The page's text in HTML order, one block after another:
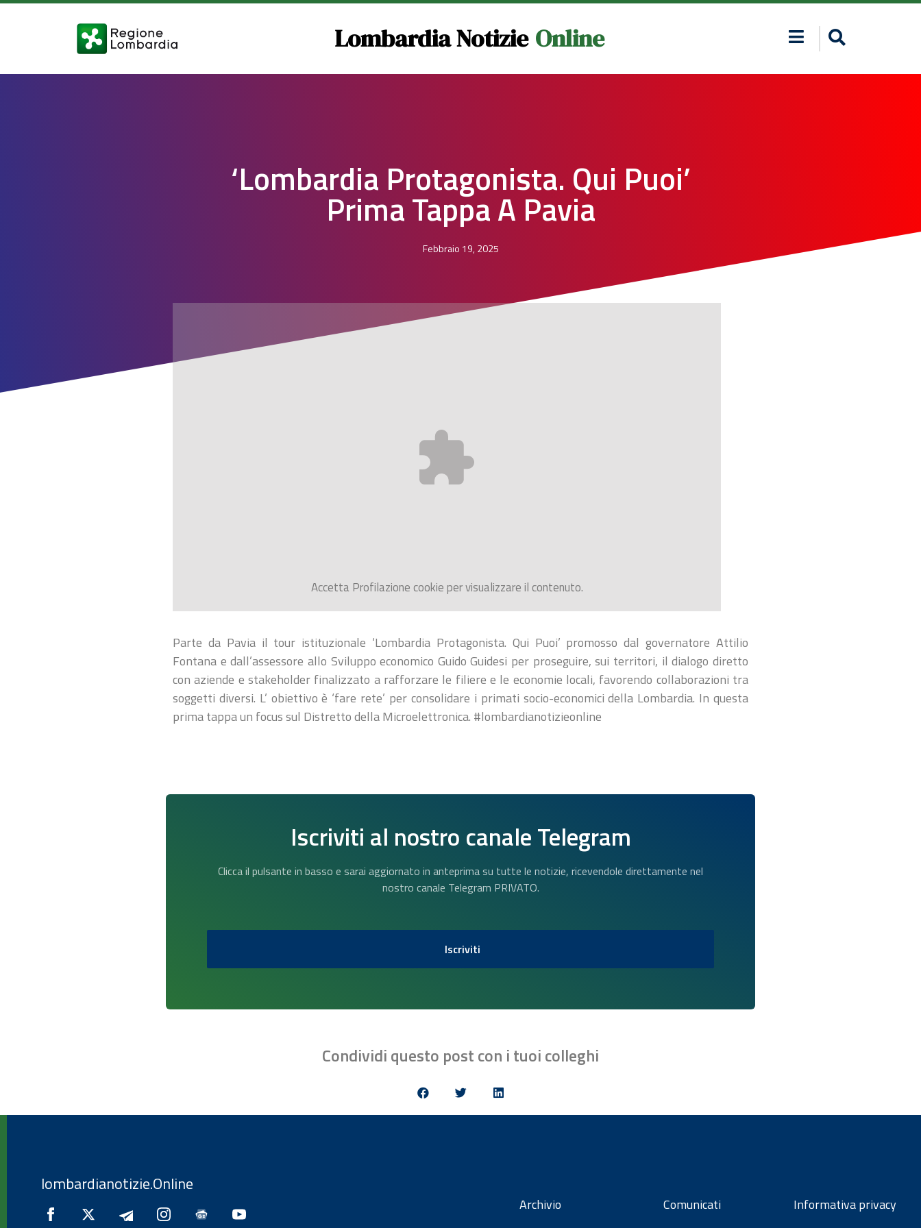
Lombardia Notizie Online
‘Lombardia Protagonista. Qui Puoi’
Prima Tappa A Pavia
Febbraio 19, 2025
AccettaProfilazionecookie per visualizzare il contenuto.
Parte da Pavia il tour istituzionale ‘Lombardia Protagonista. Qui Puoi’ promosso dal governatore Attilio
Fontana e dall’assessore allo Sviluppo economico Guido Guidesi per proseguire, sui territori, il dialogo diretto
con aziende e stakeholder finalizzato a rafforzare le filiere e le economie locali, favorendo collaborazioni tra
soggetti diversi. L’ obiettivo è ‘fare rete’ per consolidare i primati socio-economici della Lombardia. In questa
prima tappa un focus sul Distretto della Microelettronica. #lombardianotizieonline
Iscriviti al nostro canale Telegram
Clicca il pulsante in basso e sarai aggiornato in anteprima su tutte le notizie, ricevendole direttamente nel
nostro canale Telegram PRIVATO.
Iscriviti
Condividi questo post con i tuoi colleghi
lombardianotizie.Online
Archivio Comunicati Informativa privacy